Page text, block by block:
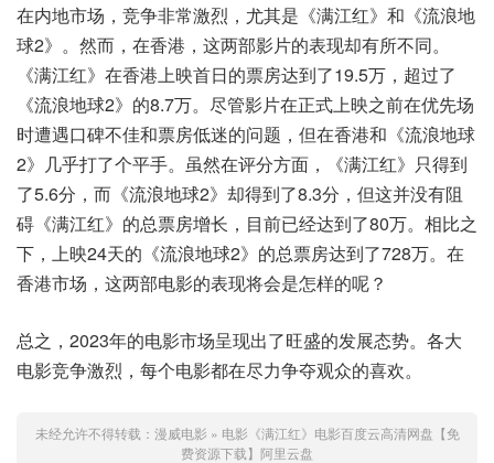
在内地市场，竞争非常激烈，尤其是《满江红》和《流浪地
球2》。然而，在香港，这两部影片的表现却有所不同。
《满江红》在香港上映首日的票房达到了19.5万，超过了
《流浪地球2》的8.7万。尽管影片在正式上映之前在优先场
时遭遇口碑不佳和票房低迷的问题，但在香港和《流浪地球
2》几乎打了个平手。虽然在评分方面，《满江红》只得到
了5.6分，而《流浪地球2》却得到了8.3分，但这并没有阻
碍《满江红》的总票房增长，目前已经达到了80万。相比之
下，上映24天的《流浪地球2》的总票房达到了728万。在
香港市场，这两部电影的表现将会是怎样的呢？
总之，2023年的电影市场呈现出了旺盛的发展态势。各大
电影竞争激烈，每个电影都在尽力争夺观众的喜欢。
未经允许不得转载： 漫威电影 » 电影《满江红》电影百度云高清网盘【免
费资源下载】阿里云盘